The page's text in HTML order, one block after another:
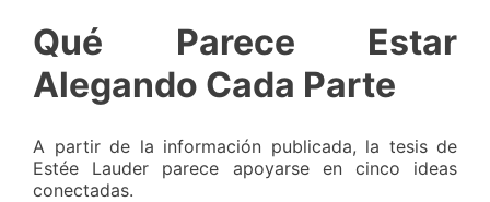
Qué Parece Estar
Alegando Cada Parte
A partir de la información publicada, la tesis de
Estée Lauder parece apoyarse en cinco ideas
conectadas.